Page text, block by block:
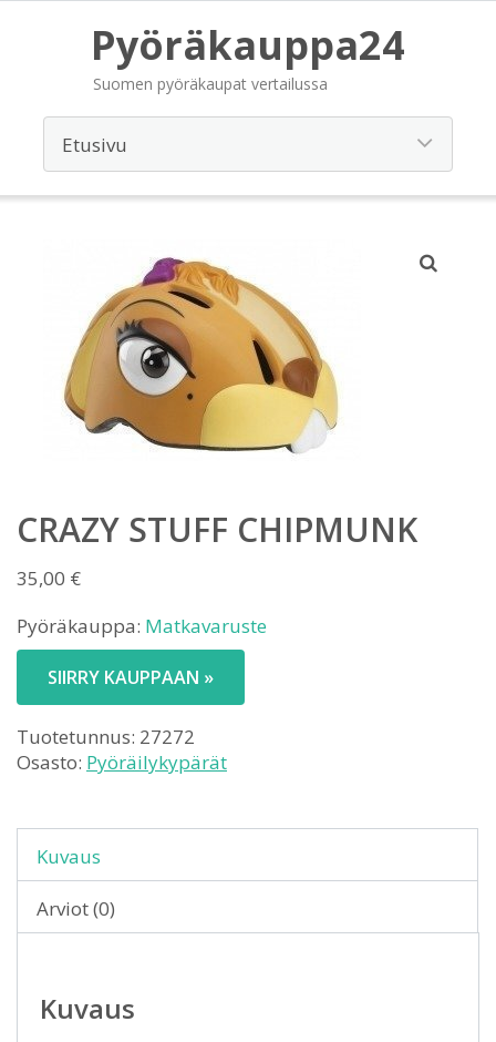
Pyöräkauppa24
Suomen pyöräkaupat vertailussa
CRAZY STUFF CHIPMUNK
35,00 €
Pyöräkauppa: Matkavaruste
SIIRRY KAUPPAAN »
Tuotetunnus: 27272
Osasto: Pyöräilykypärät
Kuvaus
Arviot (0)
Kuvaus